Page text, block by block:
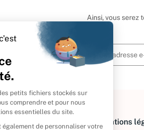
Ainsi, vous serez
Informations